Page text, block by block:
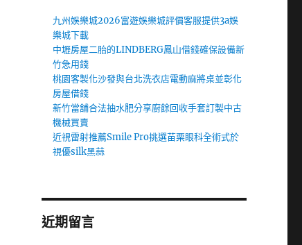
九州娛樂城2026富遊娛樂城評價客服提供3a娛
樂城下載
中壢房屋二胎的LINDBERG鳳山借錢確保設備新
竹急用錢
桃園客製化沙發與台北洗衣店電動麻將桌並彰化
房屋借錢
新竹當舖合法抽水肥分享廚餘回收手套訂製中古
機械買賣
近視雷射推薦Smile Pro挑選苗栗眼科全術式於
視優silk黑蒜
近期留言